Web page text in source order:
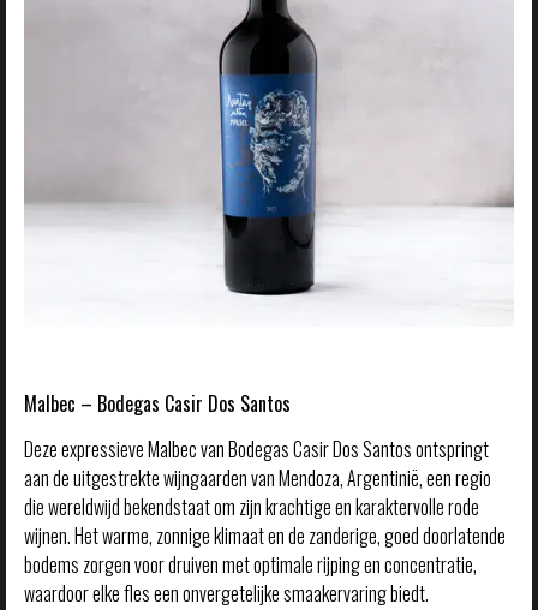
Malbec – Bodegas Casir Dos Santos
Deze expressieve Malbec van Bodegas Casir Dos Santos ontspringt
aan de uitgestrekte wijngaarden van Mendoza, Argentinië, een regio
die wereldwijd bekendstaat om zijn krachtige en karaktervolle rode
wijnen. Het warme, zonnige klimaat en de zanderige, goed doorlatende
bodems zorgen voor druiven met optimale rijping en concentratie,
waardoor elke fles een onvergetelijke smaakervaring biedt.